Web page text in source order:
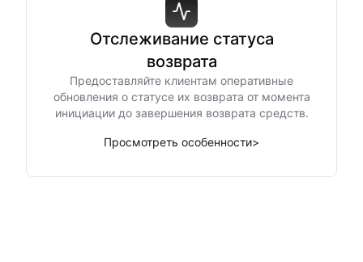
Отслеживание статуса
возврата
Предоставляйте клиентам оперативные
обновления о статусе их возврата от момента
инициации до завершения возврата средств.
Просмотреть особенности>